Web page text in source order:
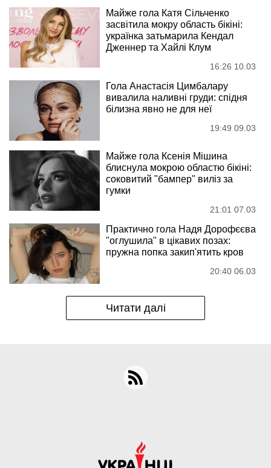
Майже гола Катя Сільченко
засвітила мокру область бікіні:
українка затьмарила Кендал
Дженнер та Хайлі Клум
16:26 10.03
Гола Анастасія Цимбалару
вивалила наливні груди: спідня
білизна явно не для неї
19:49 09.03
Майже гола Ксенія Мішина
блиснула мокрою областю бікіні:
соковитий "бампер" виліз за
гумки
21:01 07.03
Практично гола Надя Дорофєєва
"оглушила" в цікавих позах:
пружна попка закип'ятить кров
20:40 06.03
Читати далі